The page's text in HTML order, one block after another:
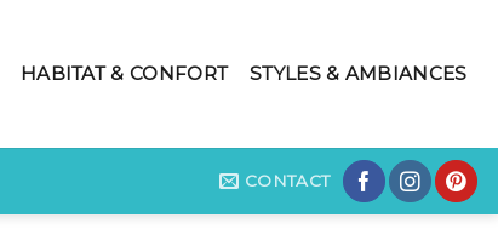
HABITAT & CONFORT STYLES & AMBIANCES
CONTACT